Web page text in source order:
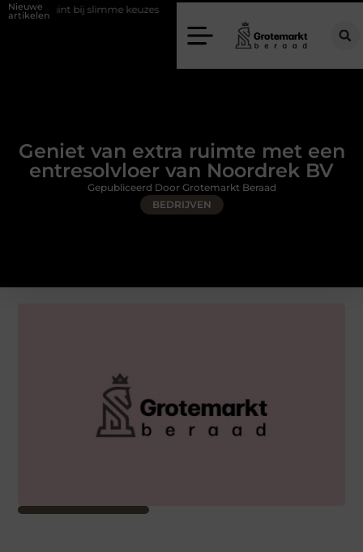
Nieuwe
artikelen
slimme keuzes Waarom kiezen voor een rijschool in Utrecht?
Geniet van extra ruimte met een
entresolvloer van Noordrek BV
BEDRIJVEN
Gepubliceerd Door Grotemarkt Beraad